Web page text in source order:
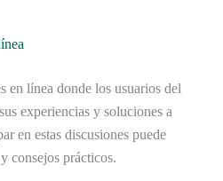
en línea donde los usuarios del
experiencias y soluciones a
en estas discusiones puede
y consejos prácticos.